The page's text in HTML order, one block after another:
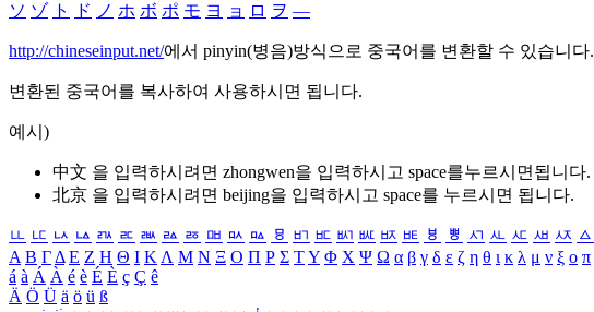
ソ ゾ ト ド ノ ホ ボ ポ モ ヨ ョ ロ ヲ ―
http://chineseinput.net/에서 pinyin(병음)방식으로 중국어를 변환할 수 있습니다.
변환된 중국어를 복사하여 사용하시면 됩니다.
예시)
中文 을 입력하시려면 zhongwen을 입력하시고 space를누르시면됩니다.
北京 을 입력하시려면 beijing을 입력하시고 space를 누르시면 됩니다.
ㅥ ㅦ ㅧ ㅨ ㅩ ㅪ ㅫ ㅬ ㅭ ㅮ ㅯ ㅰ ㅱ ㅲ ㅳ ㅴ ㅵ ㅶ ㅷ ㅸ ㅹ ㅺ ㅻ ㅼ ㅽ ㅾ ㅿ
Α Β ΓΔ Ε Ζ Η Θ Ι ΚΛ Μ Ν Ξ Ο Π Ρ Σ ΤΥ Φ Χ Ψ Ω α β γ δ ε ζ η θ ι κ λ μ ν ξ ο π
á à Á À é è É È ç Ç ê
Ä Ö Ü ä ö ü ß